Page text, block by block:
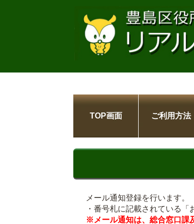
TOP画面 ご利用方法
メール通知登録を行います。
・番号札に記載されている「
※メール通知は、総合窓口課